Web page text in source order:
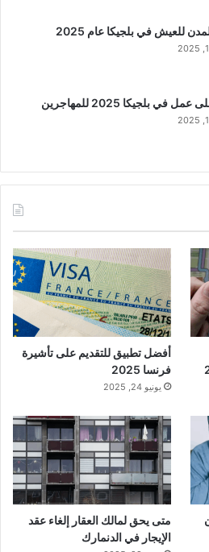
للعيش في بلجيكا عام 2025
في بلجيكا 2025 للمهاجرين
أفضل تطبيق للتقديم على تأشيرة
فرنسا 2025
يونيو 24, 2025
متى يحق لمالك العقار إلغاء عقد
الإيجار في الدنمارك